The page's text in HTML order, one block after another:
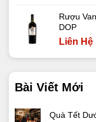
Rượu
DOP
Liên Hệ
Bài Viết Mới
Quà Tết